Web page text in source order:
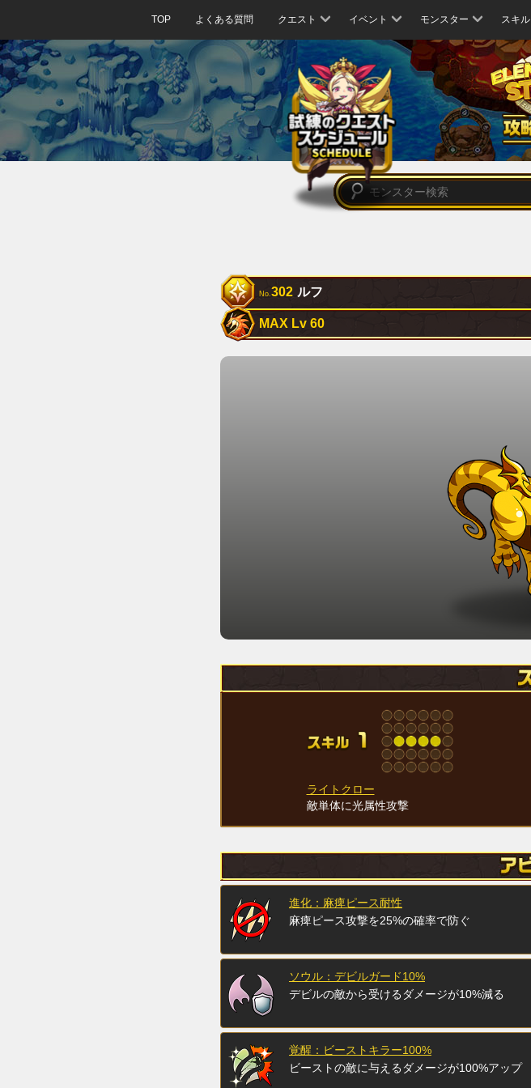
TOP よくある質問 クエスト イベント モンスター スキル
No.302 ルフ
MAX Lv 60
ライトクロー
敵単体に光属性攻撃
進化：麻痺ピース耐性
麻痺ピース攻撃を25%の確率で防ぐ
ソウル：デビルガード10%
デビルの敵から受けるダメージが10%減る
覚醒：ビーストキラー100%
ビーストの敵に与えるダメージが100%アップ